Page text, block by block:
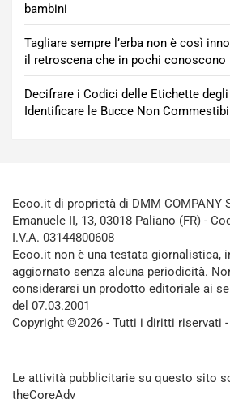
bambini
Tagliare sempre l’erba non è così
il retroscena che in pochi conoscono
Decifrare i Codici delle Etichette
Identificare le Bucce Non
Ecoo.it di proprietà di DMM COMPANY
Emanuele II, 13, 03018 Paliano (FR) -
I.V.A. 03144800608
Ecoo.it non è una testata giornalistica,
aggiornato senza alcuna periodicità.
considerarsi un prodotto editoriale ai
del 07.03.2001
Copyright ©2026 - Tutti i diritti riservati -
Le attività pubblicitarie su questo sito
theCoreAdv